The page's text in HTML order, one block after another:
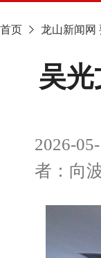
首页 龙山新闻网
吴
2026-
者：向